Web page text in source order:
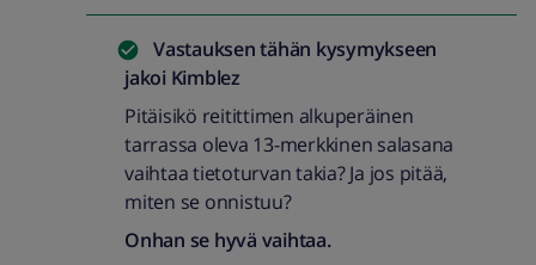
Vastauksen tähän kysymykseen
jakoi Kimblez
Pitäisikö reitittimen alkuperäinen
tarrassa oleva 13-merkkinen salasana
vaihtaa tietoturvan takia? Ja jos pitää,
miten se onnistuu?
Onhan se hyvä vaihtaa.